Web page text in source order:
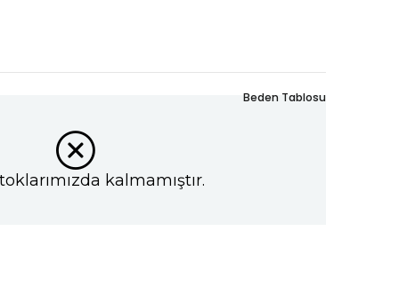
kalmamıştır.
Beden Tablosu